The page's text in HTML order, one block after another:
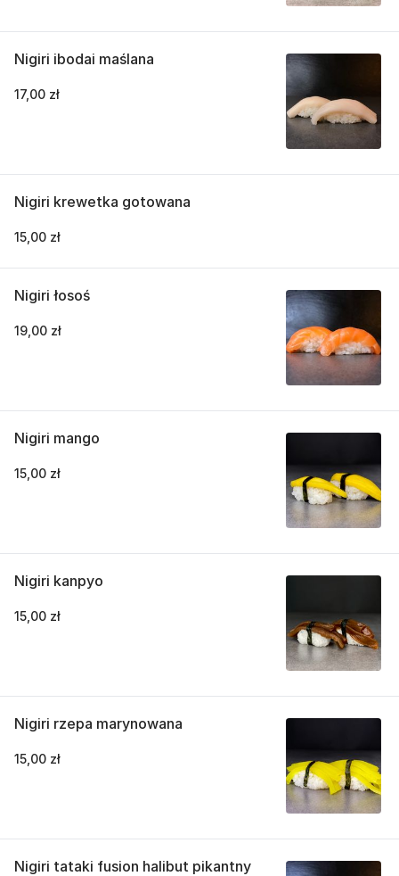
Nigiri ibodai maślana
17,00 zł
Nigiri krewetka gotowana
15,00 zł
Nigiri łosoś
19,00 zł
Nigiri mango
15,00 zł
Nigiri kanpyo
15,00 zł
Nigiri rzepa marynowana
15,00 zł
Nigiri tataki fusion halibut pikantny